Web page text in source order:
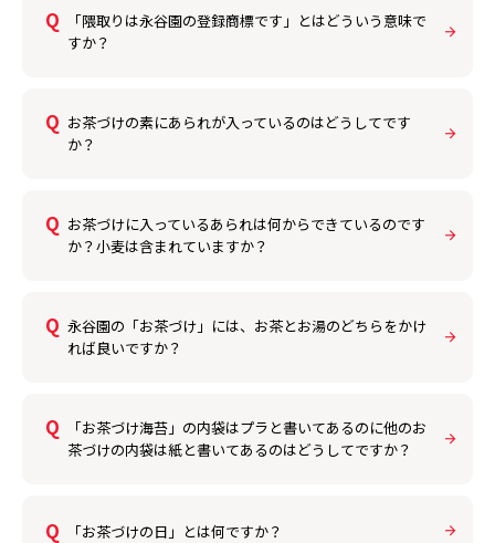
「隈取りは永谷園の登録商標です」とはどういう意味で
すか？
お茶づけの素にあられが入っているのはどうしてです
か？
お茶づけに入っているあられは何からできているのです
か？小麦は含まれていますか？
永谷園の「お茶づけ」には、お茶とお湯のどちらをかけ
れば良いですか？
「お茶づけ海苔」の内袋はプラと書いてあるのに他のお
茶づけの内袋は紙と書いてあるのはどうしてですか？
「お茶づけの日」とは何ですか？